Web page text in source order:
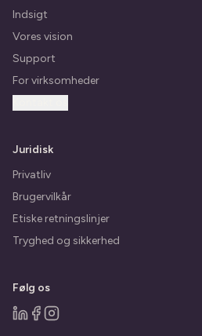
Indsigt
Vores vision
Support
For virksomheder
Juridisk
Privatliv
Brugervilkår
Etiske retningslinjer
Tryghed og sikkerhed
Følg os